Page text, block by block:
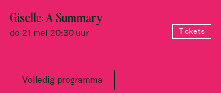
Giselle: A Summary
do 21 mei 20:30 uur Tickets
Volledig programma